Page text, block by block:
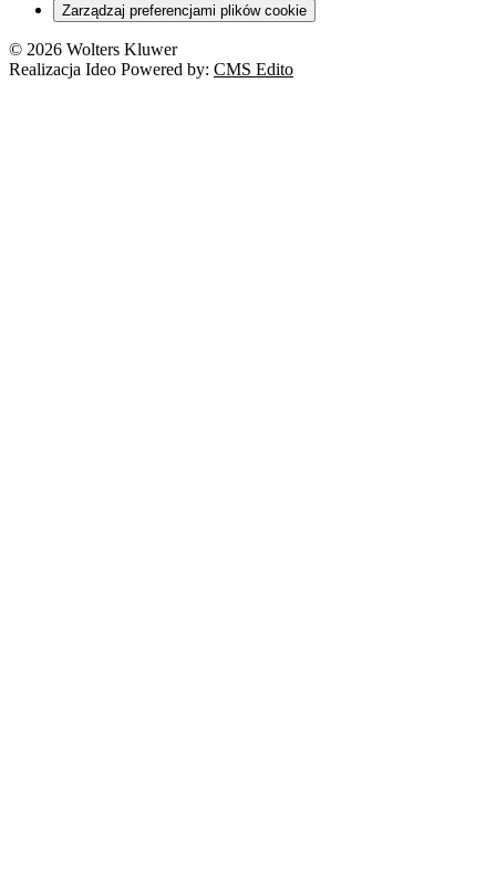
Zarządzaj preferencjami plików cookie
© 2026 Wolters Kluwer
Realizacja Ideo Powered by: CMS Edito